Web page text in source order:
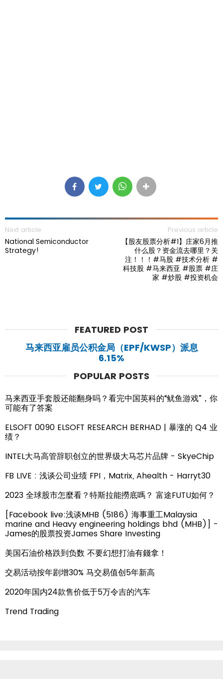
Next article
National Semiconductor
Strategy!
Previous article
【股友股票分析#1】庄家6月推
什么股？资金流去哪里？关
注！！！#马股 #技术分析 #
科技股 #马来西亚 #股票 #庄
家 #炒股 #投资机会
FEATURED POST
马来西亚雇员公积金局（EPF/KWSP）派息
6.15%
POPULAR POSTS
马来西亚手套股还能翻身吗？看完中国英科的“鱿鱼游戏”，你
可能有了答案
ELSOFT 0090 ELSOFT RESEARCH BERHAD | 暴涨的 Q4 业
绩？
INTEL大马高管辞职创立的世界级大马芯片品牌 - SkyeChip
FB LIVE : 浅谈公司业绩 FPI，Matrix, Ahealth - Harryt30
2023 全球股市怎麼看？特斯拉能撈底嗎？ 富途FUTU如何？
[Facebook live:浅谈MHB (5186) 海事重工Malaysia
marine and Heavy engineering holdings bhd (MHB)] -
James的股票投资James Share Investing
美国石油价格跌到负数 不要幻想打油有錢拿！
交易活动按年剧增30% 马交易值创5年新高
2020年国内24款售价低于5万令吉的汽车
Trend Trading